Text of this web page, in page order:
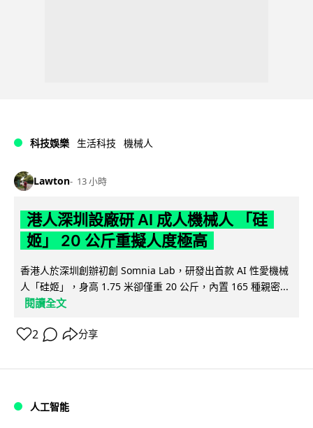
科技娛樂 生活科技 機械人
Lawton 13 小時
港人深圳設廠研 AI 成人機械人 「硅
姬」 20 公斤重擬人度極高
香港人於深圳創辦初創 Somnia Lab，研發出首款 AI 性愛機械
人「硅姬」，身高 1.75 米卻僅重 20 公斤，內置 165 種親密...
閱讀全文
2 分享
人工智能